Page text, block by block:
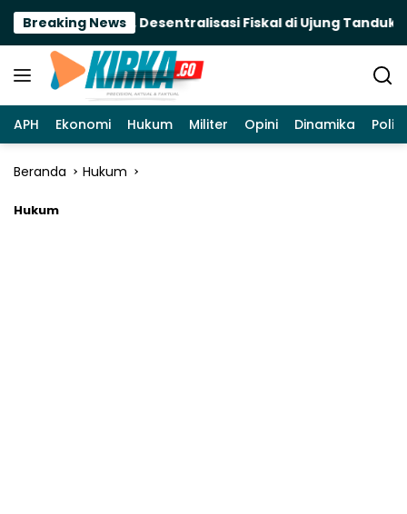
Langsung
konten
Breaking News
Terancam, Desentralisasi Fiskal di Ujung Tanduk
APH Ekonomi Hukum Militer Opini Dinamika
Beranda Hukum
Hukum